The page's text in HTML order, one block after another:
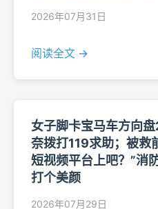
2026年07月31日
阅读全文 →
女子脚卡宝马车方向
奈拨打119求助；被救
短视频平台上吧？”消
打个美颜
2026年07月29日